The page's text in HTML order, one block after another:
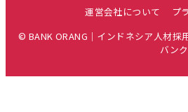
運営会社について
プ
© BANK ORANG｜インドネシア人材
バン